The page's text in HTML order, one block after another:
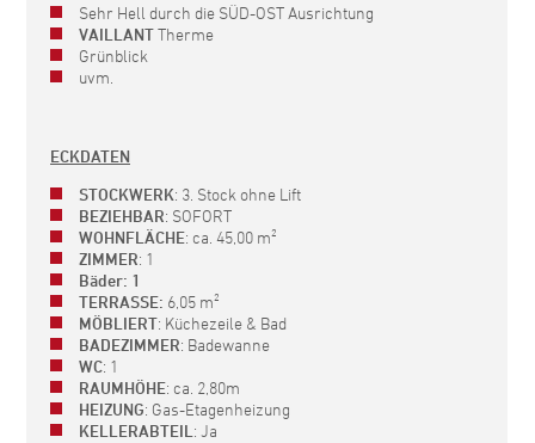
Sehr Hell durch die SÜD-OST Ausrichtung
VAILLANTTherme
Grünblick
uvm.
ECKDATEN
STOCKWERK: 3. Stock ohne Lift
BEZIEHBAR: SOFORT
WOHNFLÄCHE: ca. 45,00 m²
ZIMMER: 1
Bäder: 1
TERRASSE: 6,05 m²
MÖBLIERT: Küchezeile & Bad
BADEZIMMER: Badewanne
WC: 1
RAUMHÖHE: ca. 2,80m
HEIZUNG: Gas-Etagenheizung
KELLERABTEIL : Ja